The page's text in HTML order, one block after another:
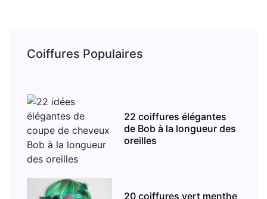
Coiffures Populaires
22 coiffures élégantes
de Bob à la longueur des
oreilles
20 coiffures vert menthe